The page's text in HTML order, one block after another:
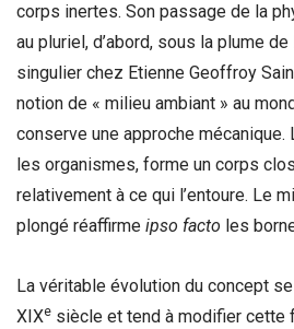
corps inertes. Son passage de la
au pluriel, d’abord, sous la plume
singulier chez Etienne Geoffroy
notion de « milieu ambiant » au
conserve une approche mécanique.
les organismes, forme un corps
relativement à ce qui l’entoure. Le
plongé réaffirme ipso facto les
La véritable évolution du concept
XIXe siècle et tend à modifier cette